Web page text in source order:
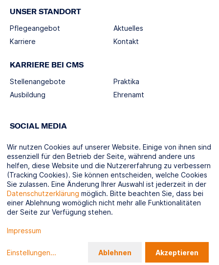
UNSER STANDORT
Pflegeangebot
Karriere
Aktuelles
Kontakt
KARRIERE BEI CMS
Stellenangebote
Ausbildung
Praktika
Ehrenamt
SOCIAL MEDIA
KOOPERATIONSPARTNER
© CMS-Verbund.de 2026
Wir nutzen Cookies auf unserer Website. Einige von ihnen sind
essenziell für den Betrieb der Seite, während andere uns
helfen, diese Website und die Nutzererfahrung zu verbessern
(Tracking Cookies). Sie können entscheiden, welche Cookies
Sie zulassen. Eine Änderung Ihrer Auswahl ist jederzeit in der
Datenschutzerklärung möglich. Bitte beachten Sie, dass bei
einer Ablehnung womöglich nicht mehr alle Funktionalitäten
der Seite zur Verfügung stehen.
Impressum
Einstellungen... Ablehnen Akzeptieren